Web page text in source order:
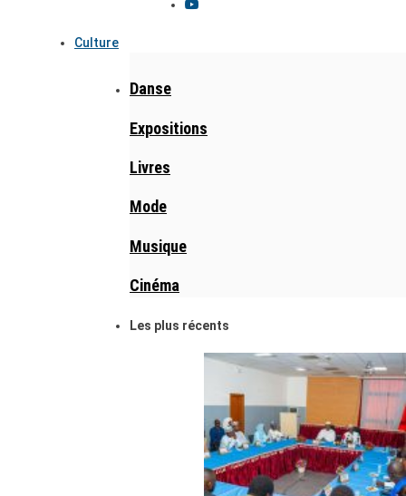
Culture
Danse
Expositions
Livres
Mode
Musique
Cinéma
Les plus récents